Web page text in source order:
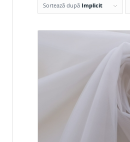
Sortează după Implicit